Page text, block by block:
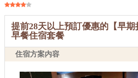
提前28天以上預訂優惠的【早期
早餐住宿套餐
住宿方案内容